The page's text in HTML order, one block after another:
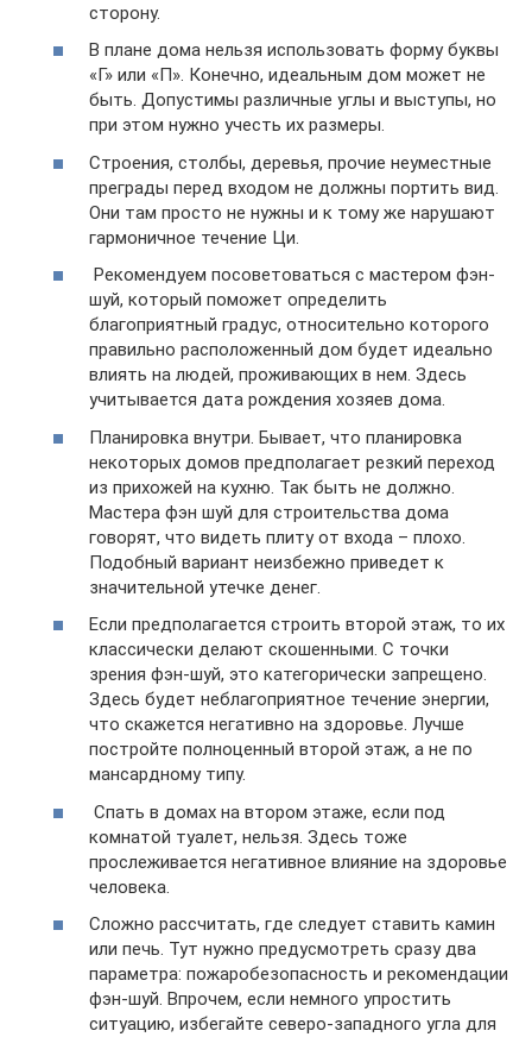
сторону.
В плане дома нельзя использовать форму буквы
«Г» или «П». Конечно, идеальным дом может не
быть. Допустимы различные углы и выступы, но
при этом нужно учесть их размеры.
Строения, столбы, деревья, прочие неуместные
преграды перед входом не должны портить вид.
Они там просто не нужны и к тому же нарушают
гармоничное течение Ци.
Рекомендуем посоветоваться с мастером фэн-
шуй, который поможет определить
благоприятный градус, относительно которого
правильно расположенный дом будет идеально
влиять на людей, проживающих в нем. Здесь
учитывается дата рождения хозяев дома.
Планировка внутри. Бывает, что планировка
некоторых домов предполагает резкий переход
из прихожей на кухню. Так быть не должно.
Мастера фэн шуй для строительства дома
говорят, что видеть плиту от входа – плохо.
Подобный вариант неизбежно приведет к
значительной утечке денег.
Если предполагается строить второй этаж, то их
классически делают скошенными. С точки
зрения фэн-шуй, это категорически запрещено.
Здесь будет неблагоприятное течение энергии,
что скажется негативно на здоровье. Лучше
постройте полноценный второй этаж, а не по
мансардному типу.
Спать в домах на втором этаже, если под
комнатой туалет, нельзя. Здесь тоже
прослеживается негативное влияние на здоровье
человека.
Сложно рассчитать, где следует ставить камин
или печь. Тут нужно предусмотреть сразу два
параметра: пожаробезопасность и рекомендации
фэн-шуй. Впрочем, если немного упростить
ситуацию, избегайте северо-западного угла для